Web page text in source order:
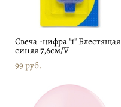
Свеча -цифра "1" Блестящая
синяя 7,6см/V
99 pуб.